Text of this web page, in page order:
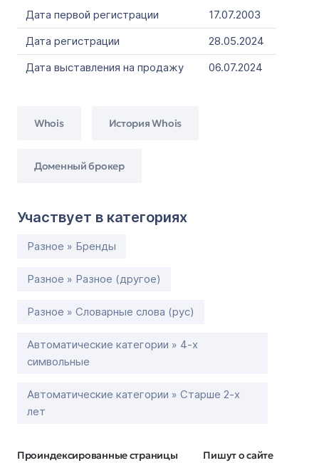
Дата первой регистрации
17.07.2003
Дата регистрации
28.05.2024
Дата выставления на продажу
06.07.2024
Whois История Whois
Доменный брокер
Участвует в категориях
Разное » Бренды
Разное » Разное (другое)
Разное » Словарные слова (рус)
Автоматические категории » 4-х
символьные
Автоматические категории » Старше 2-х
лет
Проиндексированные страницы Пишут о сайте